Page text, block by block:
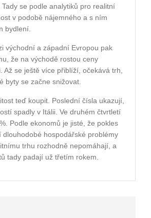
Tady se podle analytiků pro realitní
v podobě nájemného a s ním
bydlení.
východní a západní Evropou pak
že na východě rostou ceny
Až se ještě více přiblíží, očekává trh,
byty se začne snižovat.
teď koupit. Poslední čísla ukazují,
spadly v Itálii. Ve druhém čtvrtletí
Podle ekonomů je jisté, že pokles
dlouhodobé hospodářské problémy
trhu rozhodně nepomáhají, a
tady padají už třetím rokem.